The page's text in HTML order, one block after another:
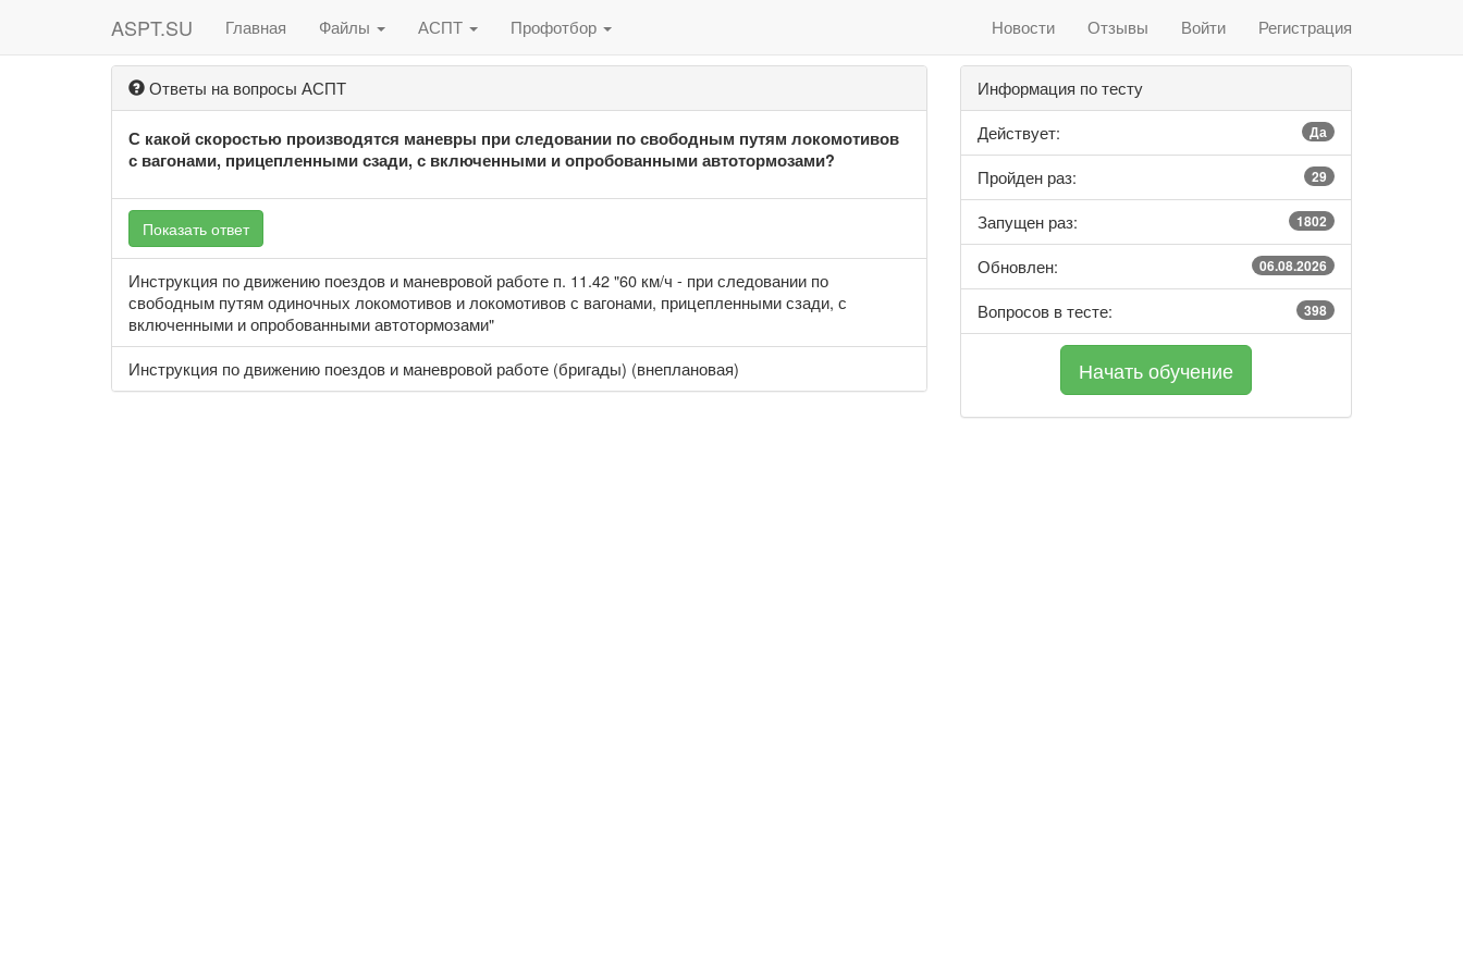
ASPT.SU Главная Файлы АСПТ Профотбор Новости Отзывы Войти Регистрация
Ответы на вопросы АСПТ
С какой скоростью производятся маневры при следовании по свободным путям локомотивов
с вагонами, прицепленными сзади, с включенными и опробованными автотормозами?
Показать ответ
Инструкция по движению поездов и маневровой работе п. 11.42 "60 км/ч - при следовании по
свободным путям одиночных локомотивов и локомотивов с вагонами, прицепленными сзади, с
включенными и опробованными автотормозами"
Инструкция по движению поездов и маневровой работе (бригады) (внеплановая)
Информация по тесту
Действует:
Да
Пройден раз: 29
Запущен раз: 1802
Обновлен: 06.08.2026
Вопросов в тесте: 398